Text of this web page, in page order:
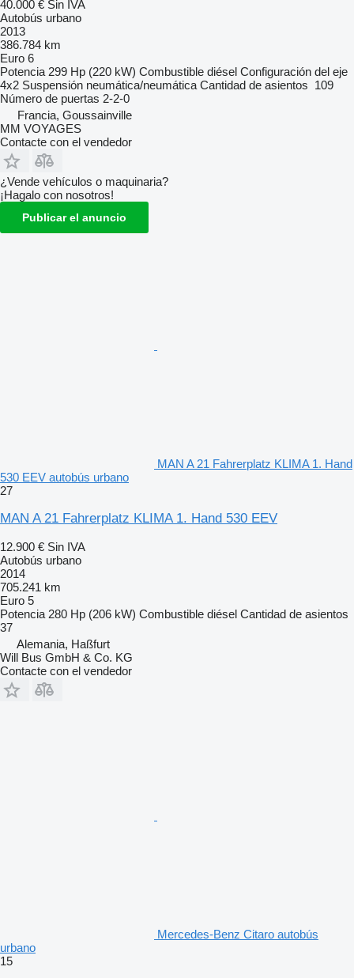
40.000 € Sin IVA
Autobús urbano
2013
386.784 km
Euro 6
Potencia 299 Hp (220 kW) Combustible diésel Configuración del eje
4x2 Suspensión neumática/neumática Cantidad de asientos 109
Número de puertas 2-2-0
Francia, Goussainville
MM VOYAGES
Contacte con el vendedor
¿Vende vehículos o maquinaria?
¡Hagalo con nosotros!
Publicar el anuncio
MAN A 21 Fahrerplatz KLIMA 1. Hand
530 EEV autobús urbano
27
MAN A 21 Fahrerplatz KLIMA 1. Hand 530 EEV
12.900 € Sin IVA
Autobús urbano
2014
705.241 km
Euro 5
Potencia 280 Hp (206 kW) Combustible diésel Cantidad de asientos
37
Alemania, Haßfurt
Will Bus GmbH & Co. KG
Contacte con el vendedor
Mercedes-Benz Citaro autobús
urbano
15